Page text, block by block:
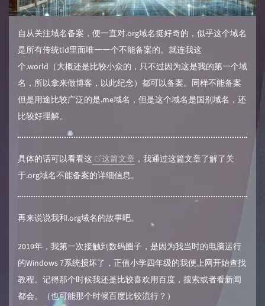
自从关注域名备案，便一直对.org域名挺好奇的，似乎这个域名
是所有传统tld里面唯一一个不能备案的。就连我这
个.world（大概还是比较小众的，只不过因为这是我的第一个域
名，所以拿来做博客，以此纪念）都可以备案。同样不能备案
但是用途比较广泛的是.me域名，但是这个域名是国别域名，还
比较好理解。
具体的话可以看看这 这篇文章 ，我通过这篇文章了解了关
于.org域名不能备案的详细信息。
再来说说我和.org域名的故事吧。
2019年，我第一次接触到数码圈子，是因为我当时的电脑运行
的Windows 7系统损坏了，正值小学四年级的我便上网开始查找
教程。记得那个时候我还是比较喜欢用百度，搜索或者看新闻
都会。（也可能那个时候百度比较流行？）